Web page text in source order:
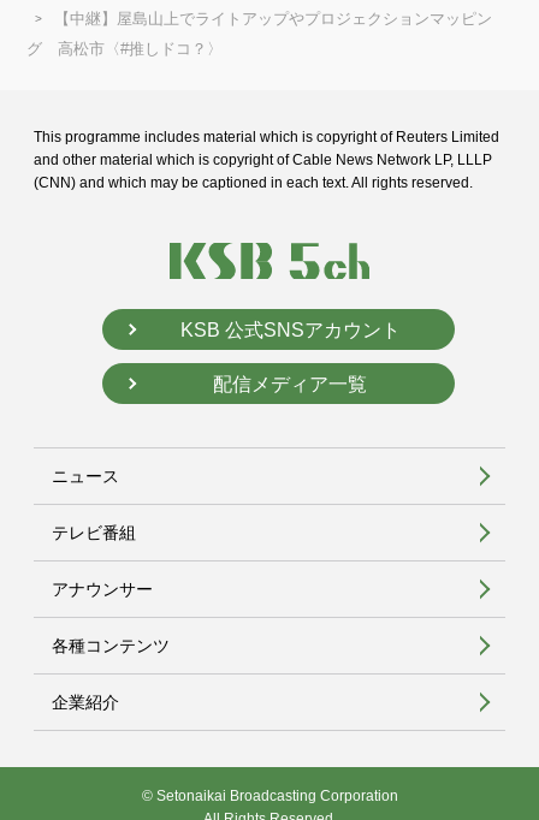
【中継】屋島山上でライトアップやプロジェクションマッピン
グ 高松市〈#推しドコ？〉
This programme includes material which is copyright of Reuters Limited
and other material which is copyright of Cable News Network LP, LLLP
(CNN) and which may be captioned in each text. All rights reserved.
KSB 公式SNSアカウント
配信メディア一覧
ニュース
テレビ番組
アナウンサー
各種コンテンツ
企業紹介
© Setonaikai Broadcasting Corporation